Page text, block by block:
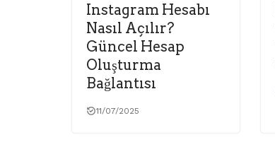
Instagram Hesabı
Nasıl Açılır?
Güncel Hesap
Oluşturma
Bağlantısı
11/07/2025